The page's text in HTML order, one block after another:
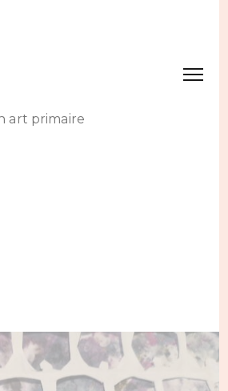
art primaire